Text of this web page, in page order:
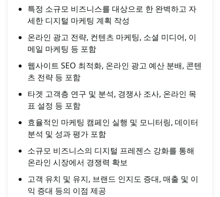
특정 소규모 비즈니스를 대상으로 한 완벽하고 자
세한 디지털 마케팅 계획 작성
온라인 광고 전략, 컨텐츠 마케팅, 소셜 미디어, 이
메일 마케팅 등 포함
웹사이트 SEO 최적화, 온라인 광고 예산 분배, 콘텐
츠 전략 등 포함
타겟 고객층 연구 및 분석, 경쟁사 조사, 온라인 목
표 설정 등 포함
효율적인 마케팅 캠페인 실행 및 모니터링, 데이터
분석 및 성과 평가 포함
소규모 비즈니스의 디지털 프레젠스 강화를 통해
온라인 시장에서 경쟁력 확보
고객 유치 및 유지, 브랜드 인지도 증대, 매출 및 이
익 증대 등의 이점 제공